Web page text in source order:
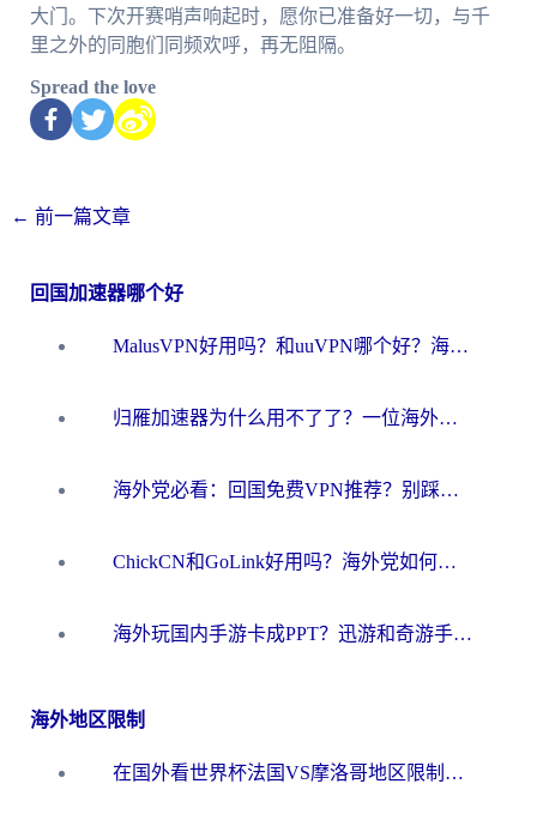
大门。下次开赛哨声响起时，愿你已准备好一切，与千
里之外的同胞们同频欢呼，再无阻隔。
Spread the love
← 前一篇文章
回国加速器哪个好
MalusVPN好用吗？和uuVPN哪个好？海外党无缝访问国内资源的真实对比与选择指南
归雁加速器为什么用不了了？一位海外游子的真实困惑与技术解答
海外党必看：回国免费VPN推荐？别踩坑！教你选对加速器无缝刷国内资源
ChickCN和GoLink好用吗？海外党如何选对回国加速器
海外玩国内手游卡成PPT？迅游和奇游手游哪个好？一篇讲透回国加速器怎么选
海外地区限制
在国外看世界杯法国VS摩洛哥地区限制？这篇指南让你流畅看中文解说无压力